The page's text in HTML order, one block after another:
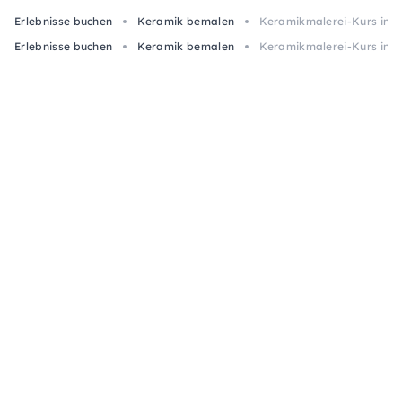
Erlebnisse buchen Keramik bemalen
Keramikmalerei-Kurs
Erlebnisse buchen
Keramik bemalen Keramikmalerei-Kurs